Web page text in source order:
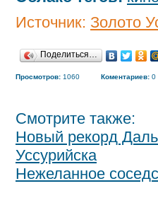
Источник: Золото
Поделиться…
Просмотров: 1060 Коментариев: 0
Смотрите также:
Новый рекорд
Уссурийска
Нежеланное